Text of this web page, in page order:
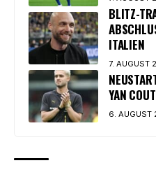
BLITZ-
ITALIEN
7. AUGUST
YAN
6. AUGUST